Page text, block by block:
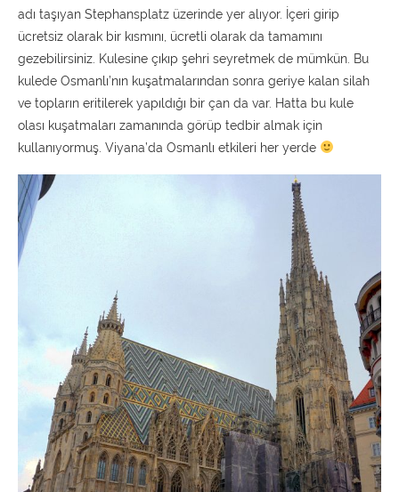
adı taşıyan Stephansplatz üzerinde yer alıyor. İçeri girip
ücretsiz olarak bir kısmını, ücretli olarak da tamamını
gezebilirsiniz. Kulesine çıkıp şehri seyretmek de mümkün. Bu
kulede Osmanlı’nın kuşatmalarından sonra geriye kalan silah
ve topların eritilerek yapıldığı bir çan da var. Hatta bu kule
olası kuşatmaları zamanında görüp tedbir almak için
kullanıyormuş. Viyana’da Osmanlı etkileri her yerde